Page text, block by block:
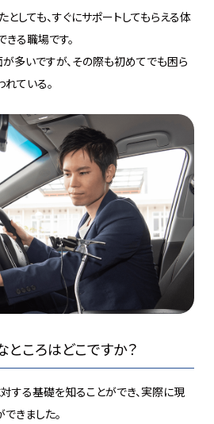
しても、すぐにサポートしてもらえる体
きる職場です。
多いですが、その際も初めてでも困ら
ている。
ところはどこですか？
する基礎を知ることができ、実際に現
きました。